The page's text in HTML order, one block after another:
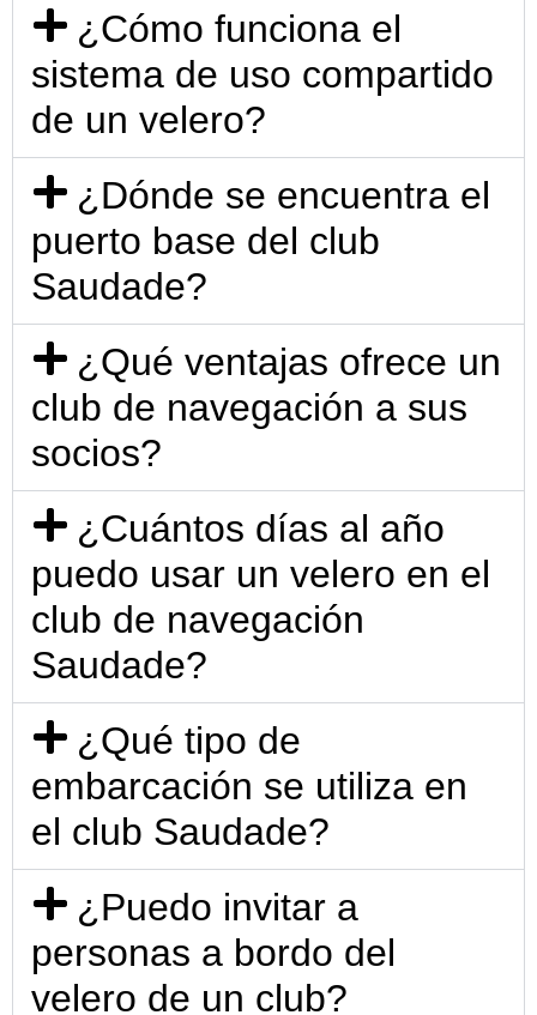
¿Cómo funciona el
sistema de uso compartido
de un velero?
¿Dónde se encuentra el
puerto base del club
Saudade?
¿Qué ventajas ofrece un
club de navegación a sus
socios?
¿Cuántos días al año
puedo usar un velero en el
club de navegación
Saudade?
¿Qué tipo de
embarcación se utiliza en
el club Saudade?
¿Puedo invitar a
personas a bordo del
velero de un club?